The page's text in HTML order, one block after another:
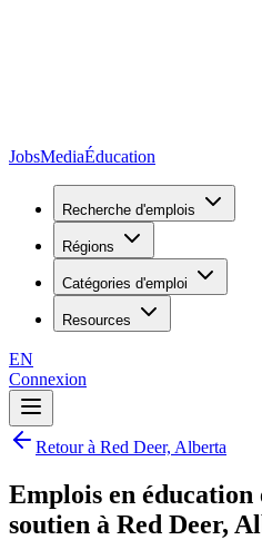
JobsMediaÉducation
Recherche d'emplois
Régions
Catégories d'emploi
Resources
EN
Connexion
Retour à Red Deer, Alberta
Emplois en éducation
soutien à Red Deer,